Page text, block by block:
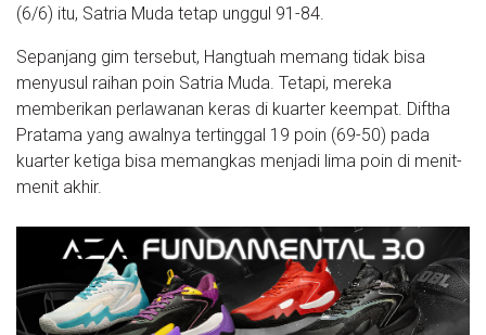
(6/6) itu, Satria Muda tetap unggul 91-84.
Sepanjang gim tersebut, Hangtuah memang tidak bisa
menyusul raihan poin Satria Muda. Tetapi, mereka
memberikan perlawanan keras di kuarter keempat. Diftha
Pratama yang awalnya tertinggal 19 poin (69-50) pada
kuarter ketiga bisa memangkas menjadi lima poin di menit-
menit akhir.